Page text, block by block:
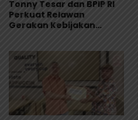
Tonny Tesar dan BPIP RI
Perkuat Relawan
Gerakan Kebijakan